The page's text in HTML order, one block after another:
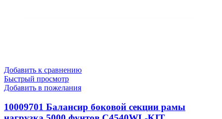
Добавить к сравнению
Быстрый просмотр
Добавить в пожелания
10009701 Балансир боковой секции рамы